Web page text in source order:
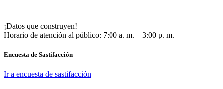
¡Datos que construyen!
Horario de atención al público: 7:00 a. m. – 3:00 p. m.
Encuesta de Sastifacción
Ir a encuesta de sastifacción